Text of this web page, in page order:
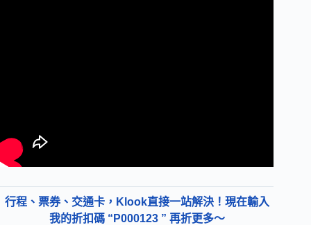
行程、票券、交通卡，Klook直接一站解決！現在輸入
我的折扣碼 “P000123 ” 再折更多～